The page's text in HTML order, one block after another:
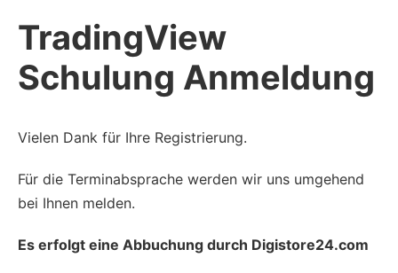
TradingView
Schulung Anmeldung
Vielen Dank für Ihre Registrierung.
Für die Terminabsprache werden wir uns umgehend
bei Ihnen melden.
Es erfolgt eine Abbuchung durch Digistore24.com